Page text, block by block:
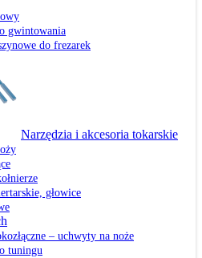
gwintowania
do frezarek
Narzędzia i akcesoria tokarskie
głowice
– uchwyty na noże
tuningu